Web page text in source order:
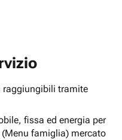
tramite
fissa ed energia per
famiglia) mercato